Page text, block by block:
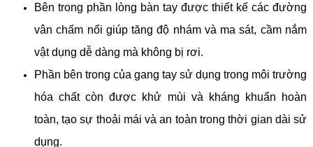
Bên trong phần lòng bàn tay được thiết kế các đường
vân chấm nổi giúp tăng độ nhám và ma sát, cầm nắm
vật dụng dễ dàng mà không bị rơi.
Phần bên trong của gang tay sử dụng trong môi trường
hóa chất còn được khử mùi và kháng khuẩn hoàn
toàn, tạo sự thoải mái và an toàn trong thời gian dài sử
dụng.